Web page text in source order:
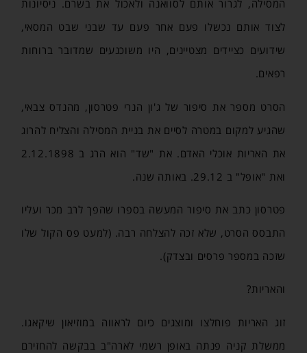
המסילה, לגרור אותם לסוואנה ולאכול את בשרם. ניסיונות
לצוד אותם נכשלו פעם אחר פעם עד שבני שבט המסאי,
שידועים כציידים מצטיינים, היו משוכנעים שמדובר ברוחות
רפאים.
הסרט מספר את סיפור של ג'ון הנרי פטרסון, מהנדס צבאי,
שהגיע למקום במטרה לסיים את בניית המסילה והצליח להרוג
את האריות אוכלי האדם. את "שד" הוא הרג ב 2.12.1898
ואת "אופל" ב 29.12. באותה שנה.
פטרסון כתב את סיפור המעשה בספרו שהפך לרב מכר ועליו
התבסס הסרט, שלא זכה להצלחה רבה. (למעט פס הקול שלו
שזכה במספר פרסים ובצדק).
והאריות?
זוג האריות פוחלצו ומוצגים כיום לראווה במוזיאון שיקאגו.
ממשלת קניה פנתה באופן רשמי לארה"ב בבקשה להחזירם